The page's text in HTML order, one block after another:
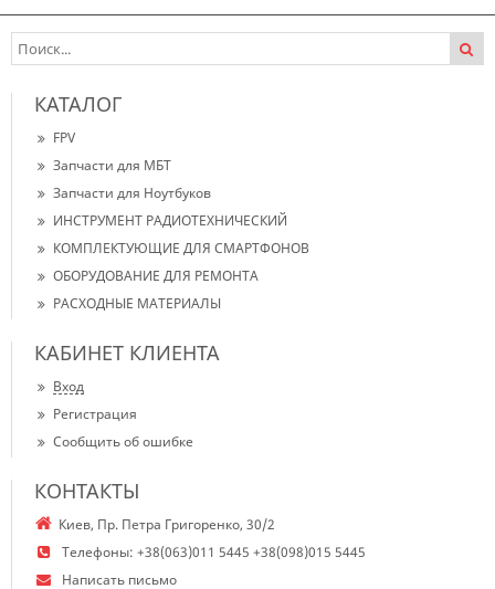
КАТАЛОГ
FPV
Запчасти для МБТ
Запчасти для Ноутбуков
ИНСТРУМЕНТ РАДИОТЕХНИЧЕСКИЙ
КОМПЛЕКТУЮЩИЕ ДЛЯ СМАРТФОНОВ
ОБОРУДОВАНИЕ ДЛЯ РЕМОНТА
РАСХОДНЫЕ МАТЕРИАЛЫ
КАБИНЕТ КЛИЕНТА
Вход
Регистрация
Сообщить об ошибке
КОНТАКТЫ
Киев, Пр. Петра Григоренко, 30/2
Телефоны: +38(063)011 5445 +38(098)015 5445
Написать письмо